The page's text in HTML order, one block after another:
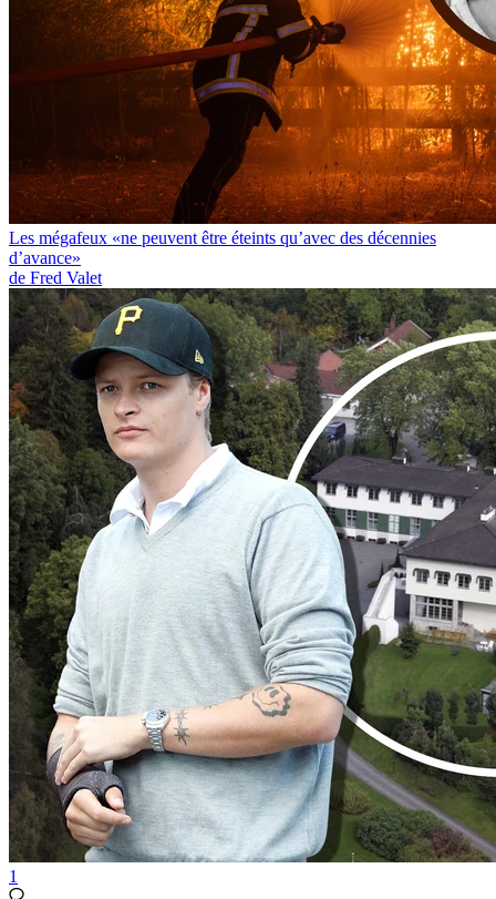
Les mégafeux «ne peuvent être éteints qu’avec des décennies
d’avance»
de Fred Valet
1